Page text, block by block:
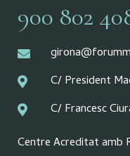
900 802
C/ President
C/ Francesc
Centre Acreditat amb